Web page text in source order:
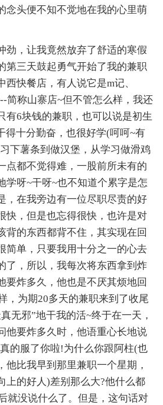
念头便不知不觉地在我的心里萌
，让我竟然放弃了舒适的寒假
第三天鼓起勇气开始了我的兼职
西快餐店，有人说它是m记、
简称山寨店~但不管怎么样，我还
有6块钱的兼职，也可以说是初生
得十分勤奋，也很好学(呵呵~有
下薯条到做汉堡，从学习做滑鸡
点都不觉得难，一股前所未有的
学呀~干呀~也不知道个累字是怎
，在我旁边有一位尽职尽责的好
快，但是也忘得很快，也许是对
背的东西都背不住，其实现在回
简单，只要我用十分之一的心去
了，所以，我每次将东西拿到炸
要炸多久，他也是不厌其烦地回
样，为期20多天的兼职来到了收尾
无邪”地干我的活~终于在一天，
他要炸多久时，他语重心长地说
的服了你啦!为什么你跟阿柱(也
他比我早到那里兼职一个星期，
上的好人)差别那么大?他什么都
后就没说什么了。但是，这句话对